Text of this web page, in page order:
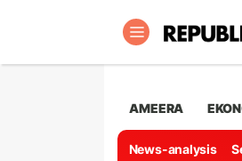
AMEERA
News-analysis